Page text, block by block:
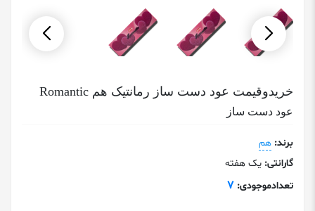
خریدوقیمت عود دست ساز رمانتیک هم Romantic
عود دست ساز
برند: هم
گارانتی: یک هفته
تعدادموجودی: 7